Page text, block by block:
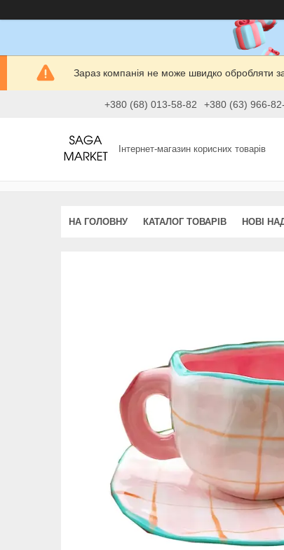
Зараз компанія не може швидко обробляти
+380 (68) 013-58-82 +380 (63) 966-
Інтернет-магазин корисних товарів
НА ГОЛОВНУ КАТАЛОГ ТОВАРІВ НОВІ